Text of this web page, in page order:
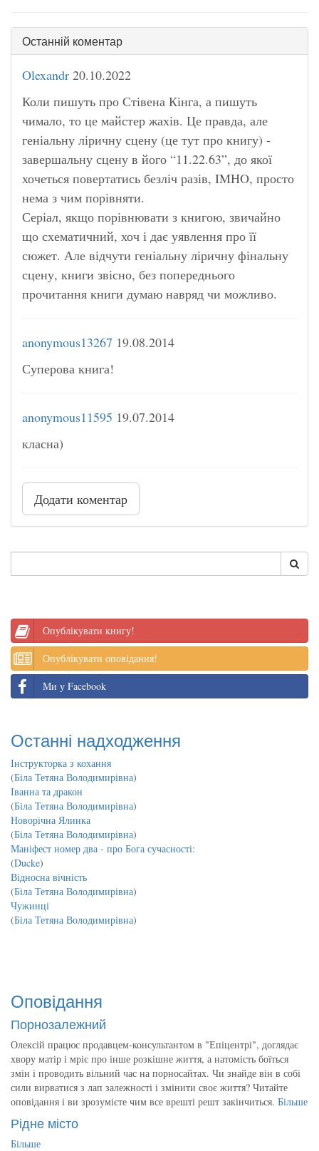
Останній коментар
Olexandr 20.10.2022
Коли пишуть про Стівена Кінга, а пишуть
чимало, то це майстер жахів. Це правда, але
геніальну ліричну сцену (це тут про книгу) -
завершальну сцену в його “11.22.63”, до якої
хочеться повертатись безліч разів, IMHO, просто
нема з чим порівняти.
Серіал, якщо порівнювати з книгою, звичайно
що схематичний, хоч і дає уявлення про її
сюжет. Але відчути геніальну ліричну фінальну
сцену, книги звісно, без попереднього
прочитання книги думаю навряд чи можливо.
anonymous13267 19.08.2014
Суперова книга!
anonymous11595 19.07.2014
класна)
Додати коментар
Опублікувати книгу!
Опублікувати оповідання!
Ми у Facebook
Останні надходження
Інструкторка з кохання
(Біла Тетяна Володимирівна)
Іванна та дракон
(Біла Тетяна Володимирівна)
Новорічна Ялинка
(Біла Тетяна Володимирівна)
Маніфест номер два - про Бога сучасності:
(Ducke)
Відносна вічність
(Біла Тетяна Володимирівна)
Чужинці
(Біла Тетяна Володимирівна)
Оповідання
Порнозалежний
Олексій працює продавцем-консультантом в "Епіцентрі", доглядає
хвору матір і мріє про інше розкішне життя, а натомість боїться
змін і проводить вільний час на порносайтах. Чи знайде він в собі
сили вирватися з лап залежності і змінити своє життя? Читайте
оповідання і ви зрозумієте чим все врешті решт закінчиться. Більше
Рідне місто
Більше